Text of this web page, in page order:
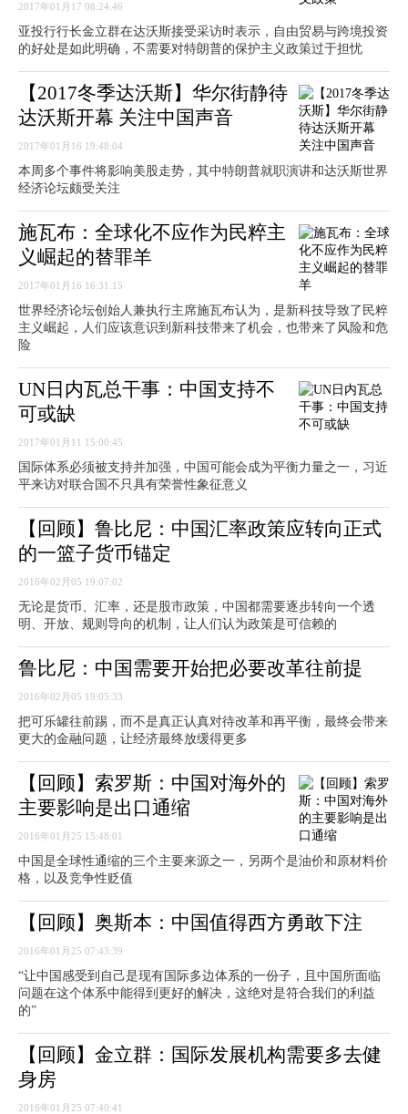
2017年01月17 08:24:46
亚投行行长金立群在达沃斯接受采访时表示，自由贸易与跨境投资
的好处是如此明确，不需要对特朗普的保护主义政策过于担忧
【2017冬季达沃斯】华尔街静待
达沃斯开幕 关注中国声音
2017年01月16 19:48:04
本周多个事件将影响美股走势，其中特朗普就职演讲和达沃斯世界
经济论坛颇受关注
施瓦布：全球化不应作为民粹主
义崛起的替罪羊
2017年01月16 16:31:15
世界经济论坛创始人兼执行主席施瓦布认为，是新科技导致了民粹
主义崛起，人们应该意识到新科技带来了机会，也带来了风险和危
险
UN日内瓦总干事：中国支持不
可或缺
2017年01月11 15:00:45
国际体系必须被支持并加强，中国可能会成为平衡力量之一，习近
平来访对联合国不只具有荣誉性象征意义
【回顾】鲁比尼：中国汇率政策应转向正式
的一篮子货币锚定
2016年02月05 19:07:02
无论是货币、汇率，还是股市政策，中国都需要逐步转向一个透
明、开放、规则导向的机制，让人们认为政策是可信赖的
鲁比尼：中国需要开始把必要改革往前提
2016年02月05 19:05:33
把可乐罐往前踢，而不是真正认真对待改革和再平衡，最终会带来
更大的金融问题，让经济最终放缓得更多
【回顾】索罗斯：中国对海外的
主要影响是出口通缩
2016年01月25 15:48:01
中国是全球性通缩的三个主要来源之一，另两个是油价和原材料价
格，以及竞争性贬值
【回顾】奥斯本：中国值得西方勇敢下注
2016年01月25 07:43:39
“让中国感受到自己是现有国际多边体系的一份子，且中国所面临
问题在这个体系中能得到更好的解决，这绝对是符合我们的利益
的”
【回顾】金立群：国际发展机构需要多去健
身房
2016年01月25 07:40:41